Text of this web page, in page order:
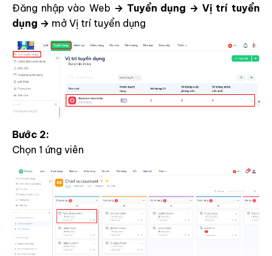
Đăng nhập vào Web → Tuyển dụng → Vị trí tuyển
dụng → mở Vị trí tuyển dụng
Bước 2:
Chọn 1 ứng viên